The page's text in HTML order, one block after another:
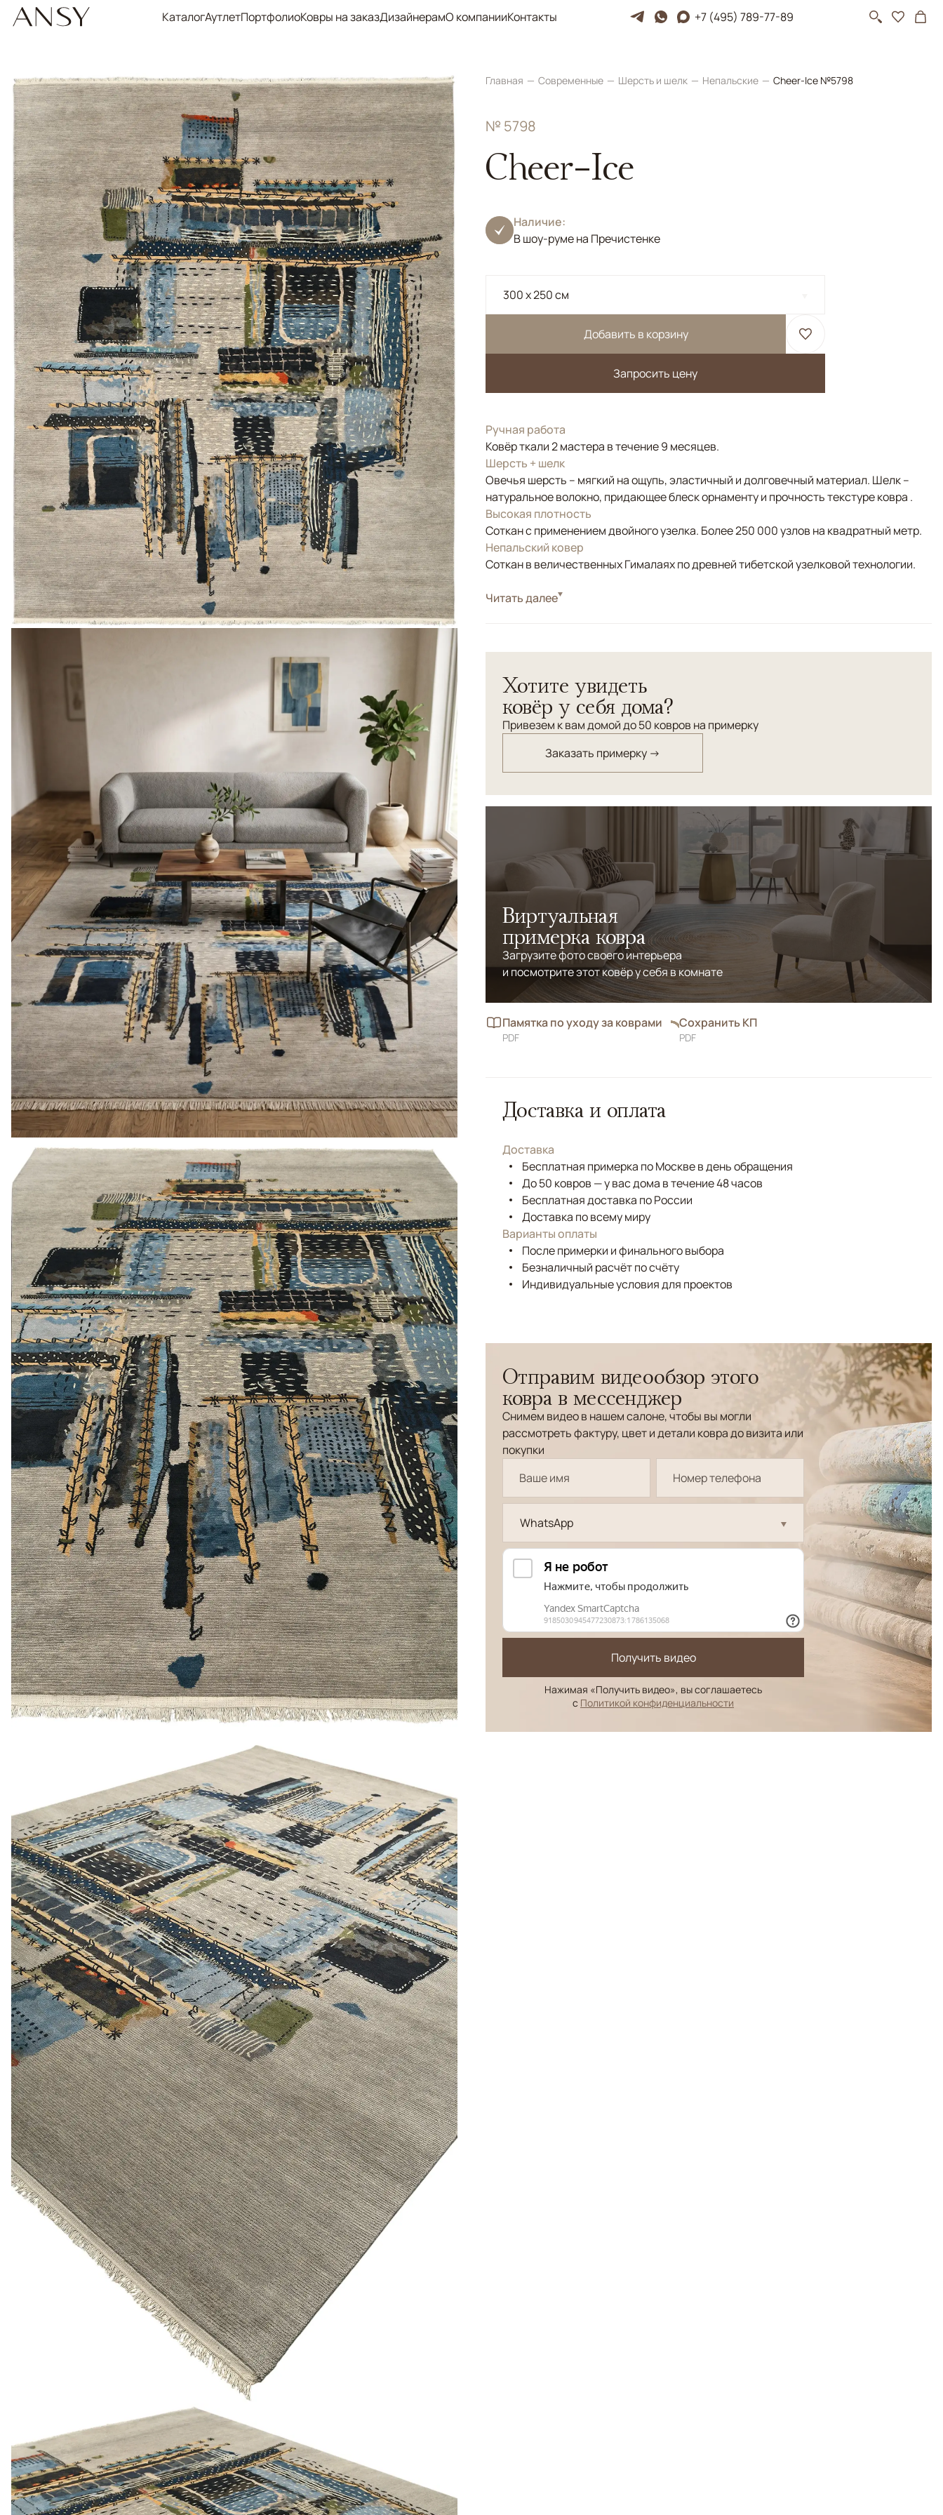
КаталогАутлетПортфолиоКовры на заказДизайнерамО компанииКонтакты +7 (495) 789-77-89
Главная Современные Шерсть и шелк Непальские Cheer-Ice №5798
№ 5798
Cheer-Ice
Наличие:
В шоу-руме на Пречистенке
300 x 250 см
Добавить в корзину
Запросить цену
Ручная работа
Ковёр ткали 2 мастера в течение 9 месяцев.
Шерсть + шелк
Овечья шерсть – мягкий на ощупь, эластичный и долговечный материал. Шелк –
натуральное волокно, придающее блеск орнаменту и прочность текстуре ковра .
Высокая плотность
Соткан с применением двойного узелка. Более 250 000 узлов на квадратный метр.
Непальский ковер
Соткан в величественных Гималаях по древней тибетской узелковой технологии.
СтильСовременные
Постоянной темой для этого художника является вера в то, что красота есть во
всём и он часто говорит - "Я люблю то, что я делаю". Этот ковер излучает это
чувство. Переплетающиеся узоры и цвета, казалось бы, сшиты воедино, точно так
же, как мгновения, часы и дни сливаются воедино, создавая нашу жизнь. Ковер
соткан по трудоемкой и древней технике узелкового плетения в высокогорьях
Читать далее
Хотите увидеть
ковёр у себя дома?
Привезем к вам домой до 50 ковров на примерку
Заказать примерку →
Виртуальная
примерка ковра
Загрузите фото своего интерьера
и посмотрите этот ковёр у себя в комнате
Памятка по уходу за коврами
PDF
Сохранить КП
PDF
Доставка и оплата
Доставка
Бесплатная примерка по Москве в день обращения
До 50 ковров — у вас дома в течение 48 часов
Бесплатная доставка по России
Доставка по всему миру
Варианты оплаты
После примерки и финального выбора
Безналичный расчёт по счёту
Индивидуальные условия для проектов
Отправим видеообзор этого
ковра в мессенджер
Снимем видео в нашем салоне, чтобы вы могли
рассмотреть фактуру, цвет и детали ковра до визита или
покупки
WhatsApp
Получить видео
Нажимая «Получить видео», вы соглашаетесь
с Политикой конфиденциальности